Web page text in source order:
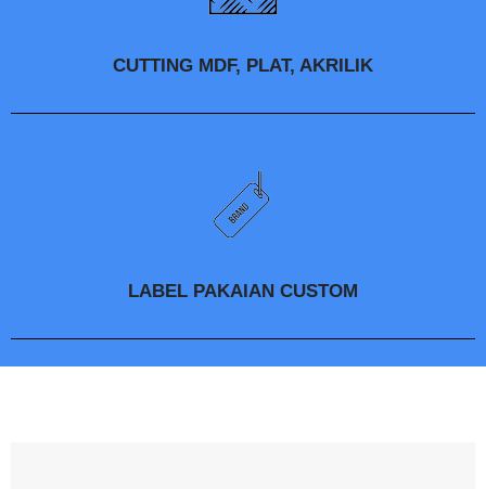
CUTTING MDF, PLAT, AKRILIK
LABEL PAKAIAN CUSTOM